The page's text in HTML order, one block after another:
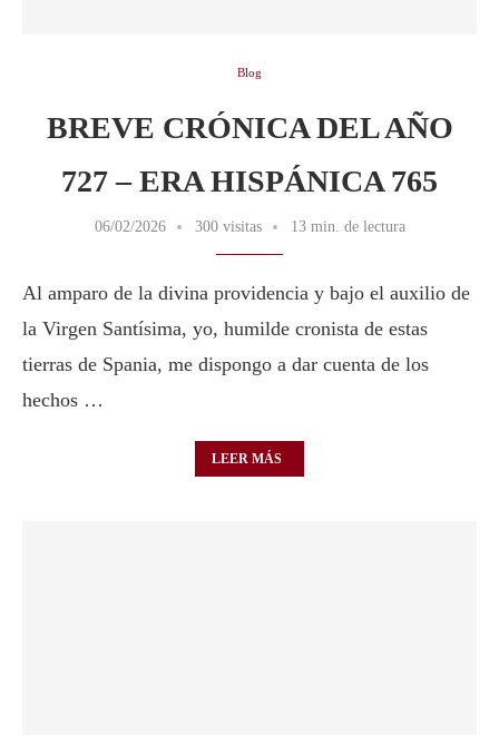
Blog
BREVE CRÓNICA DEL AÑO
727 – ERA HISPÁNICA 765
06/02/2026 300 visitas 13 min. de lectura
Al amparo de la divina providencia y bajo el auxilio de
la Virgen Santísima, yo, humilde cronista de estas
tierras de Spania, me dispongo a dar cuenta de los
hechos …
LEER MÁS